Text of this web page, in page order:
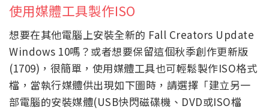
使用媒體工具製作ISO
想要在其他電腦上安裝全新的 Fall Creators Update
Windows 10嗎？或者想要保留這個秋季創作更新版
(1709)，很簡單，使用媒體工具也可輕鬆製作ISO格式
檔，當執行媒體供出現如下圖時，請選擇「建立另一
部電腦的安裝媒體(USB快閃磁碟機、DVD或ISO檔